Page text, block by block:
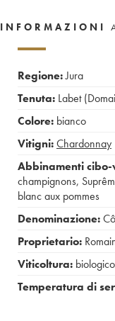
INFORMAZIONI
Regione:Jura
Tenuta: Labet
Colore: bianco
Vitigni:Chardonnay
Abbinamenti cibo-
champignons,
blanc aux pommes
Denominazione:
Proprietario:
Viticoltura:
Temperatura di